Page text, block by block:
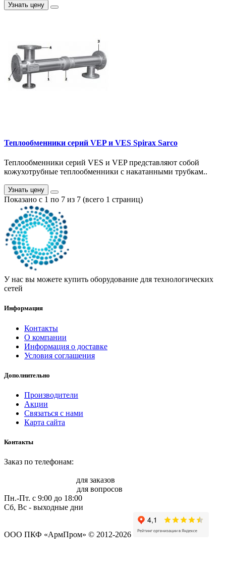
Узнать цену
Теплообменники серий VEP и VES Spirax Sarco
Теплообменники серий VES и VEP представляют собой
кожухотрубные теплообменники с накатанными трубкам..
Узнать цену
Показано с 1 по 7 из 7 (всего 1 страниц)
У нас вы можете купить оборудование для технологических
сетей
Информация
Контакты
О компании
Информация о доставке
Условия соглашения
Дополнительно
Производители
Акции
Связаться с нами
Карта сайта
Контакты
Заказ по телефонам:
для заказов
для вопросов
Пн.-Пт. c 9:00 до 18:00
Сб, Вс - выходные дни
ООО ПКФ «АрмПром» © 2012-2026